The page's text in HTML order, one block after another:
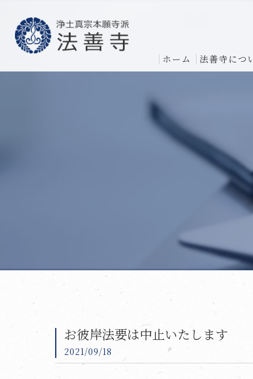
ホーム 法善寺につ
お彼岸法要は中止いたします
2021/09/18